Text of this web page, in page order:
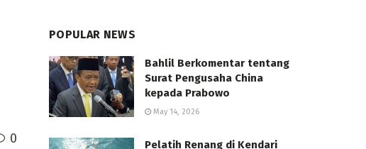
0
POPULAR NEWS
Bahlil Berkomentar tentang
Surat Pengusaha China
kepada Prabowo
May 14, 2026
Pelatih Renang di Kendari